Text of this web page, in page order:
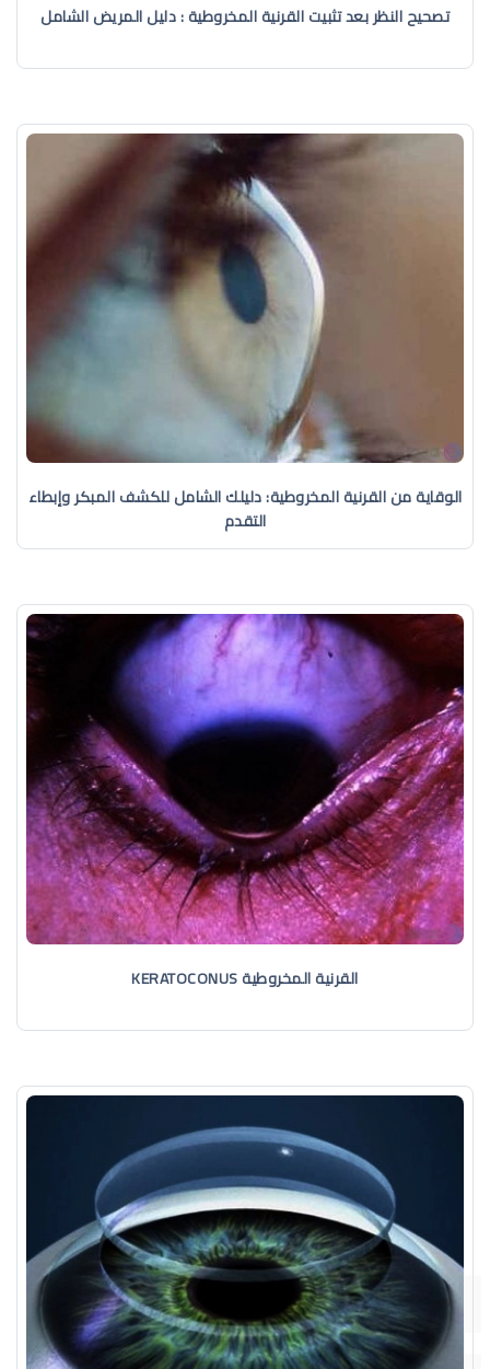
تصحيح النظر بعد تثبيت القرنية المخروطية : دليل المريض الشامل
الوقاية من القرنية المخروطية: دليلك الشامل للكشف المبكر وإبطاء
التقدم
القرنية المخروطية KERATOCONUS